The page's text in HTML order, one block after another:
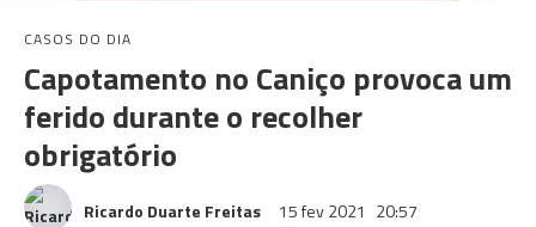
CASOS DO DIA
Capotamento no Caniço provoca um
ferido durante o recolher
obrigatório
Ricardo Duarte Freitas 15 fev 2021 20:57